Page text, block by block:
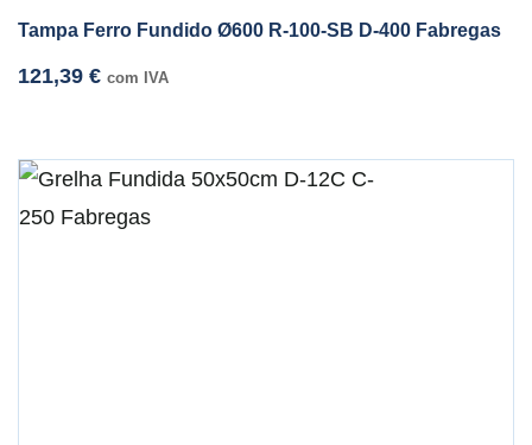
Tampa Ferro Fundido Ø600 R-100-SB D-400 Fabregas
121,39 € com IVA